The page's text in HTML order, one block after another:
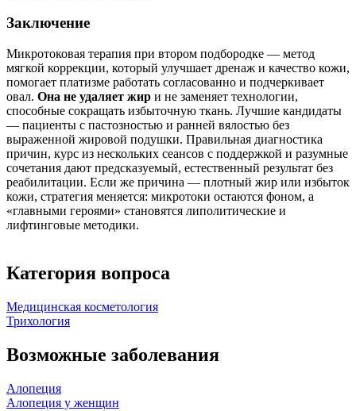
Заключение
Микротоковая терапия при втором подбородке — метод
мягкой коррекции, который улучшает дренаж и качество кожи,
помогает платизме работать согласованно и подчеркивает
овал. Она не удаляет жир и не заменяет технологии,
способные сокращать избыточную ткань. Лучшие кандидаты
— пациенты с пастозностью и ранней вялостью без
выраженной жировой подушки. Правильная диагностика
причин, курс из нескольких сеансов с поддержкой и разумные
сочетания дают предсказуемый, естественный результат без
реабилитации. Если же причина — плотный жир или избыток
кожи, стратегия меняется: микротоки остаются фоном, а
«главными героями» становятся липолитические и
лифтинговые методики.
Категория вопроса
Медицинская косметология
Трихология
Возможные заболевания
Алопеция
Алопеция у женщин